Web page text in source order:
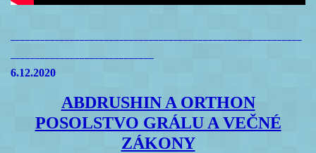
6.12.2020
ABDRUSHIN A ORTHON
POSOLSTVO GRÁLU A VEČNÉ
ZÁKONY